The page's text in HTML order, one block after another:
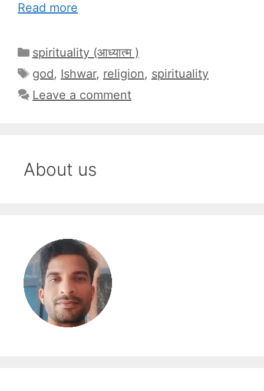
Read more
Categories
spirituality (आध्यात्म )
Tags
god, Ishwar, religion, spirituality
Leave a comment
About us